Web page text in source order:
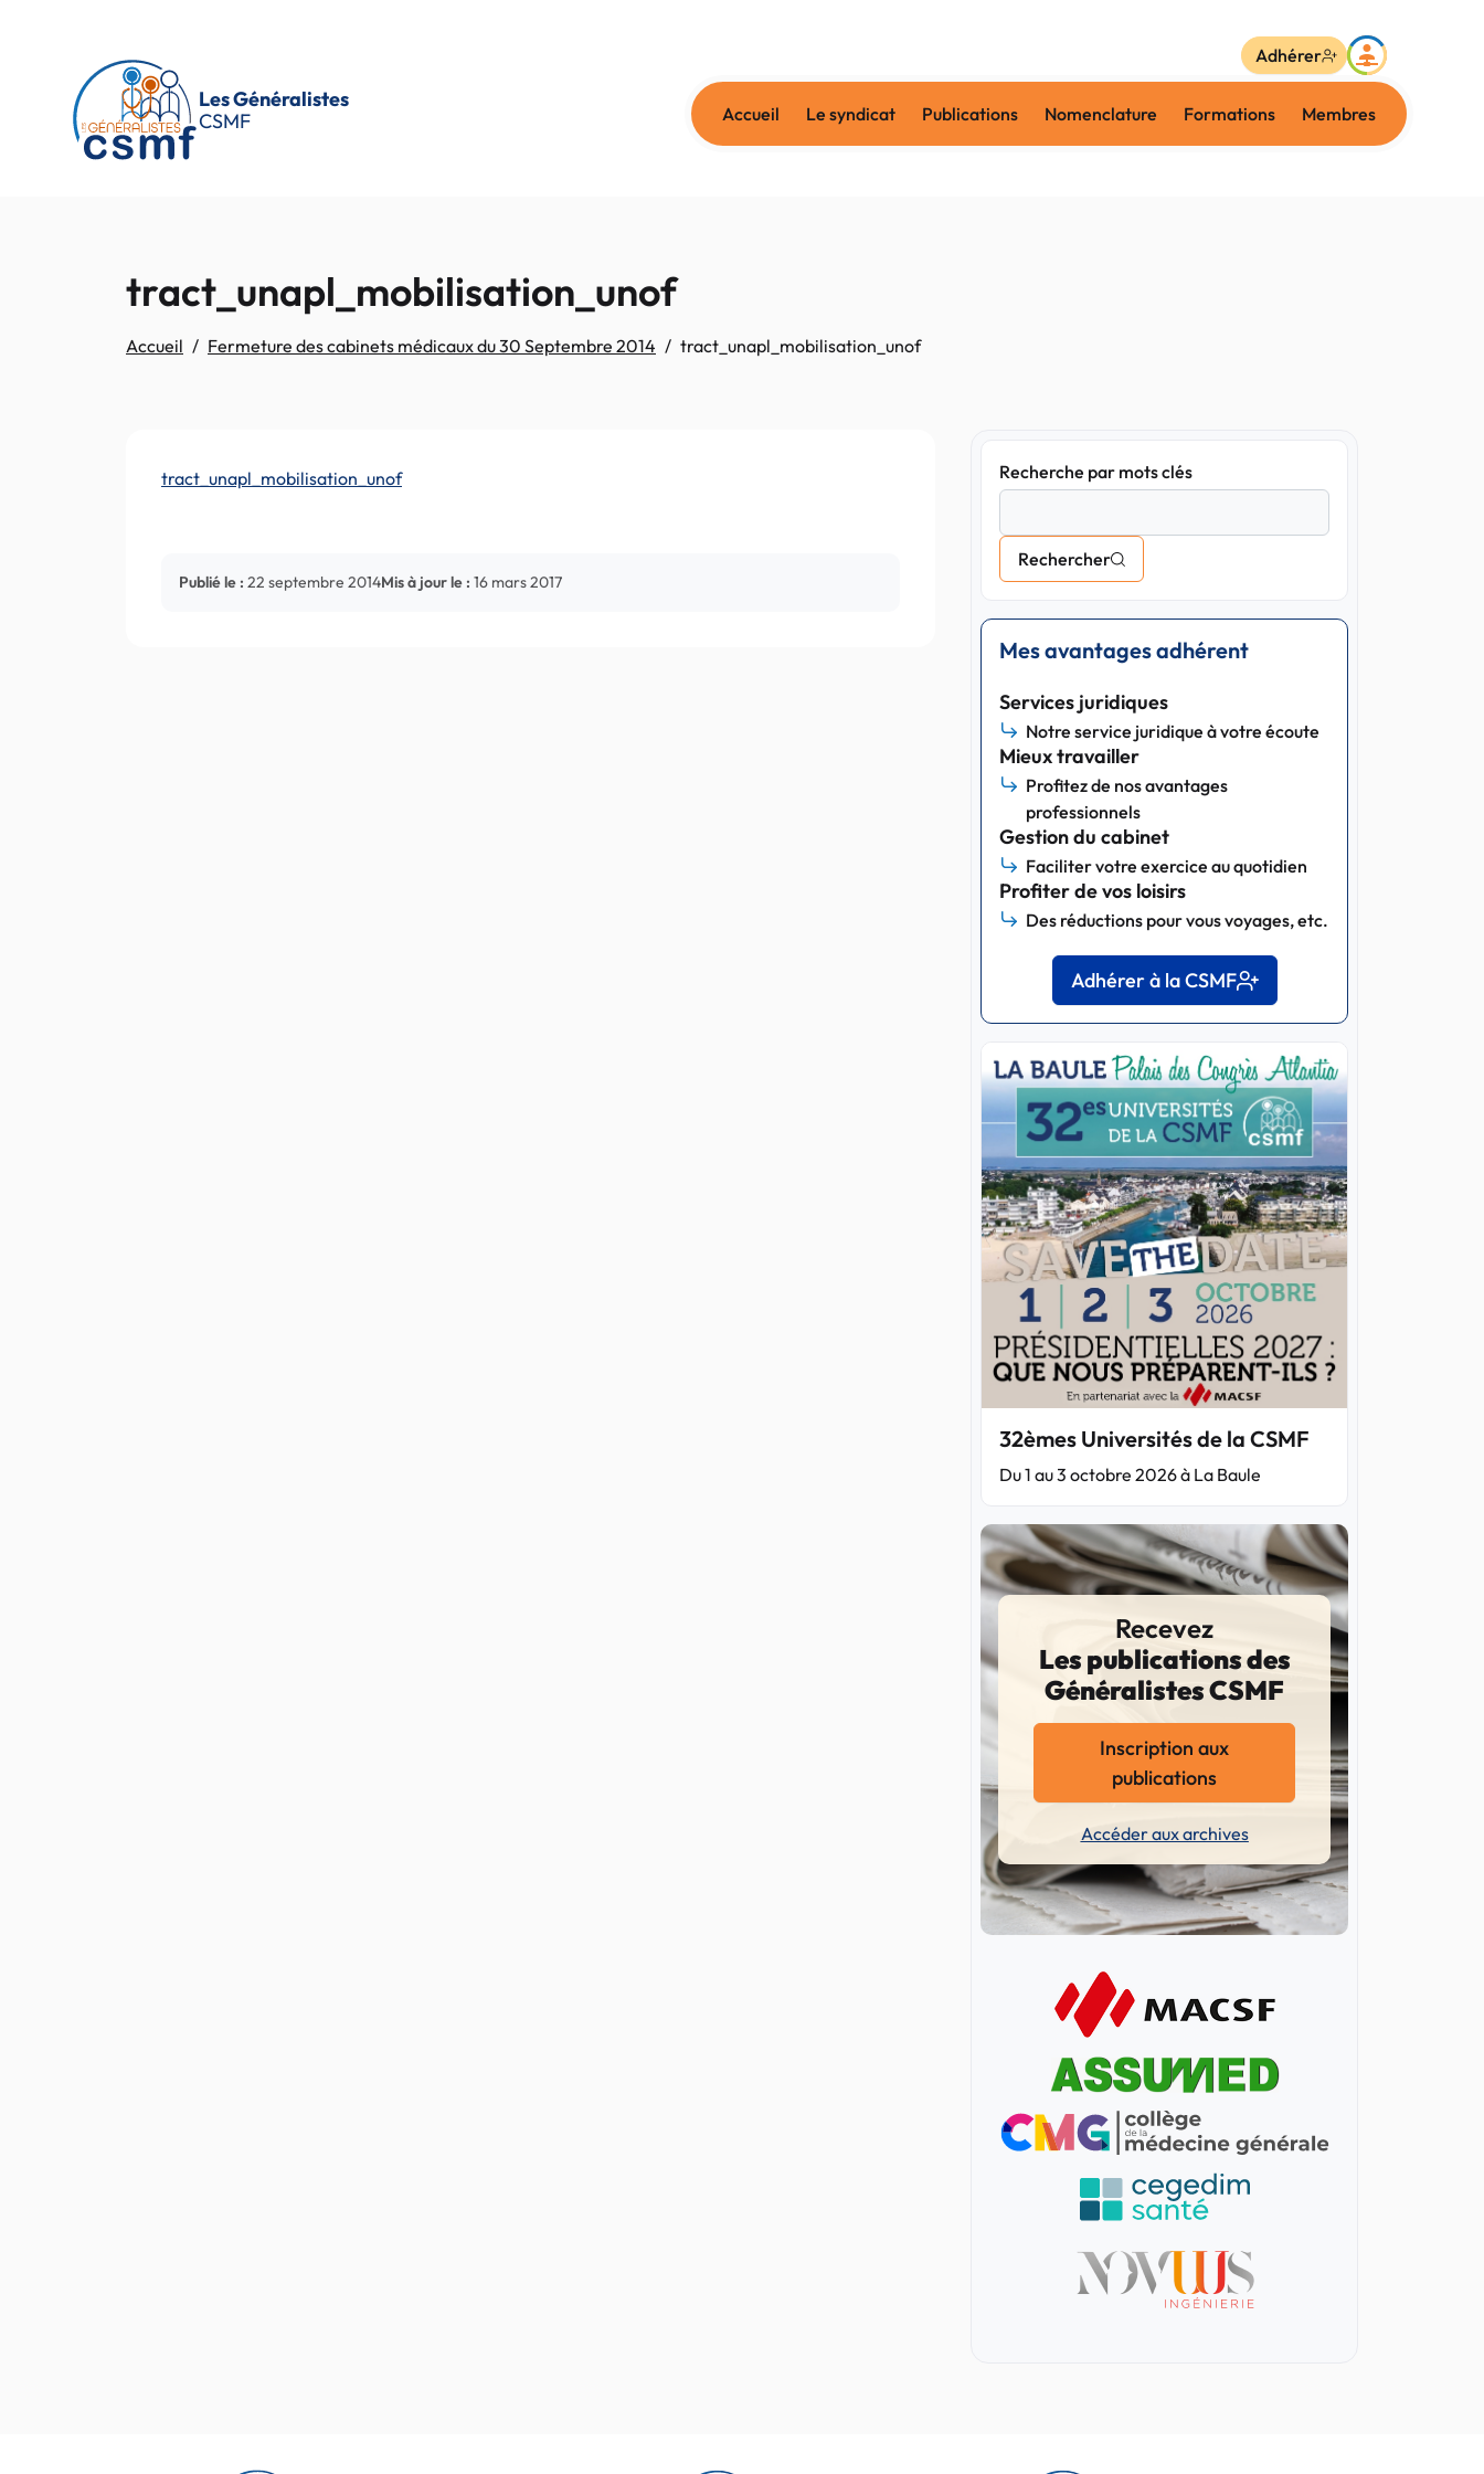
Les Généralistes
CSMF
Accueil Le syndicat Publications Nomenclature Formations Membres
Adhérer
tract_unapl_mobilisation_unof
Accueil Fermeture des cabinets médicaux du 30 Septembre 2014 tract_unapl_mobilisation_unof
tract_unapl_mobilisation_unof
Publié le : 22 septembre 2014Mis à jour le : 16 mars 2017
Recherche par mots clés
Rechercher
Mes avantages adhérent
Services juridiques
Notre service juridique à votre écoute
Mieux travailler
Profitez de nos avantages
professionnels
Gestion du cabinet
Faciliter votre exercice au quotidien
Profiter de vos loisirs
Des réductions pour vous voyages, etc.
Adhérer à la CSMF
32èmes Universités de la CSMF
Du 1 au 3 octobre 2026 à La Baule
Recevez
Les publications des
Généralistes CSMF
Inscription aux
publications
Accéder aux archives